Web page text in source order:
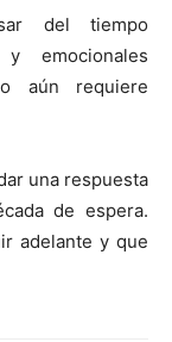
del tiempo
emocionales
aún requiere
una respuesta
de espera.
adelante y que